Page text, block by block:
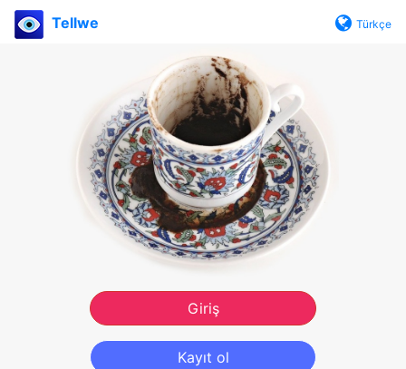
Tellwe Türkçe
Giriş
Kayıt ol